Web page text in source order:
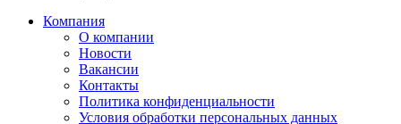
Компания
О компании
Новости
Вакансии
Контакты
Политика конфиденциальности
Условия обработки персональных данных